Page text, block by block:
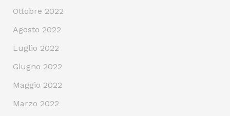
Ottobre 2022
Agosto 2022
Luglio 2022
Giugno 2022
Maggio 2022
Marzo 2022